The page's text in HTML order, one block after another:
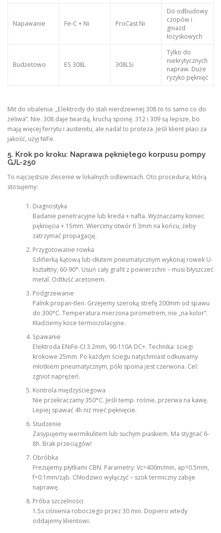
Napawanie Fe-C + Ni ProCast Ni
Do odbudowy
czopów i
gniazd
łożyskowych
Budżetowo ES 308L 308LSi
Tylko do
niekrytycznych
napraw. Duże
ryzyko pęknięć
Mit do obalenia: „Elektrody do stali nierdzewnej 308 to to samo co do
żeliwa”. Nie. 308 daje twardą, kruchą spoinę. 312 i 309 są lepsze, bo
mają więcej ferrytu i austenitu, ale nadal to proteza. Jeśli klient płaci za
jakość, użyj NiFe.
5. Krok po kroku: Naprawa pękniętego korpusu pompy
GJL-250
To najczęstsze zlecenie w lokalnych odlewniach. Oto procedura, którą
stosujemy:
Diagnostyka
Badanie penetracyjne lub kreda + nafta. Wyznaczamy koniec
pęknięcia + 15mm. Wiercimy otwór fi 3mm na końcu, żeby
zatrzymać propagację.
Przygotowanie rowka
Szlifierką kątową lub dłutem pneumatycznym wykonaj rowek U-
kształtny, 60-90°. Usuń cały grafit z powierzchni – musi błyszczeć
metal. Odtłuść acetonem.
Podgrzewanie
Palnik propan-tlen. Grzejemy szeroką strefę 200mm od spawu
do 300°C. Temperatura mierzona pirometrem, nie „na kolor”.
Kładziemy koce termoizolacyjne.
Spawanie
Elektroda ENiFe-CI 3.2mm, 90-110A DC+. Technika: ściegi
krokowe 25mm. Po każdym ściegu natychmiast odkuwamy
młotkiem pneumatycznym, póki spoina jest czerwona. Cel:
zgniot naprężeń.
Kontrola międzyściegowa
Nie przekraczamy 350°C. Jeśli temp. rośnie, przerwa na kawę.
Lepiej spawać 4h niż mieć pęknięcie.
Studzenie
Zasypujemy wermikulitem lub suchym piaskiem. Ma stygnać 6-
8h. Brak przeciągów!
Obróbka
Frezujemy płytkami CBN. Parametry: Vc=400m/min, ap=0.5mm,
f=0.1mm/ząb. Chłodziwo wyłączyć – szok termiczny zabije
naprawę.
Próba szczelności
1.5x ciśnienia roboczego przez 30 min. Dopiero wtedy
oddajemy klientowi.